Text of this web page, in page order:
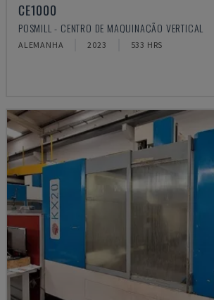
CE1000
POSMILL - CENTRO DE MAQUINAÇÃO VERTICAL
ALEMANHA 2023 533 HRS